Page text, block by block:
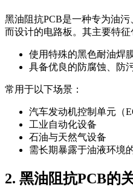
黑油阻抗PCB是一种专为油
而设计的电路板。其主要特征
使用特殊的黑色耐油焊
具备优良的防腐蚀、防
常用于以下场景：
汽车发动机控制单元（
工业自动化设备
石油与天然气设备
需长期暴露于油液环境
2. 黑油阻抗PCB的